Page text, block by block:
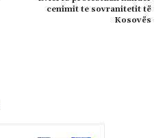
cenimit te sovranitetit të
Kosovës